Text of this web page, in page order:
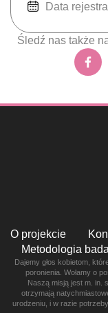
Data
Śledź nas także
O projekcie
Metodologia
Dajemy głos kobietom,
poronienia. Wołamy o
Naszą misją jest m. in.
otrzymają
urodzeniu, i w razie